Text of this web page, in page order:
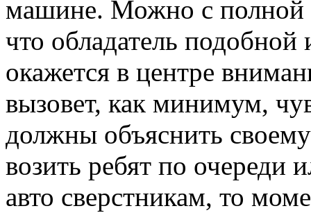
машине. Можно с полной
что обладатель
окажется в центре
вызовет, как минимум,
должны объяснить
возить ребят по очереди
авто сверстникам, то